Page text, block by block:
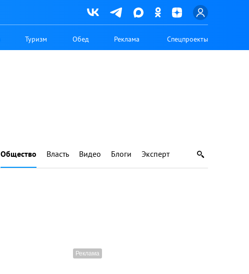
Туризм Обед Реклама Спецпроекты
Общество Власть Видео Блоги Эксперт